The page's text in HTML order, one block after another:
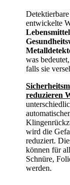
entwickelte
was
falls sie
reduzieren
wird die
reduziert.
können für
Schnüre,
werden.